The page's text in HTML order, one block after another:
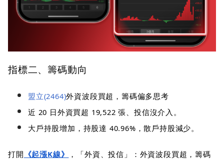
指標二、籌碼動向
盟立(2464)外資波段買超，籌碼偏多思考
近 20 日外資買超 19,522 張、投信沒介入。
大戶持股增加，持股達 40.96%，散戶持股減少。
打開 《起漲K線》
，「外資、投信」：外資波段買超，籌碼